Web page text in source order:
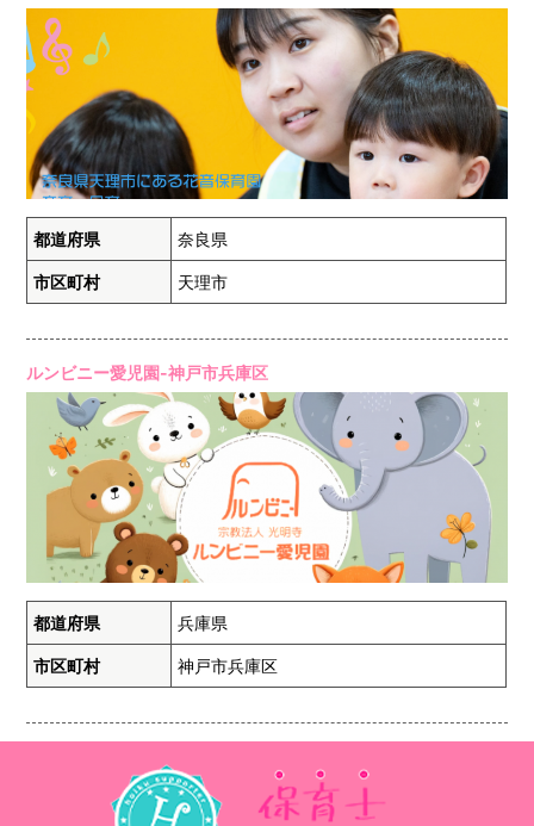
都道府県 奈良県
市区町村 天理市
ルンビニー愛児園-神戸市兵庫区
都道府県 兵庫県
市区町村 神戸市兵庫区